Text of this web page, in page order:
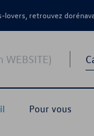
lovers, retrouvez
Pour vous